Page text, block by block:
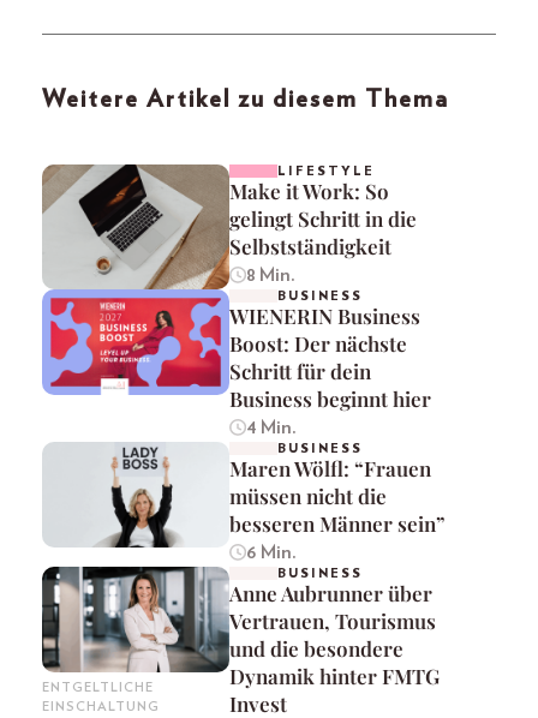
Weitere Artikel zu diesem Thema
LIFESTYLE
Make it Work: So
gelingt Schritt in die
Selbstständigkeit
8 Min.
BUSINESS
WIENERIN Business
Boost: Der nächste
Schritt für dein
Business beginnt hier
4 Min.
BUSINESS
Maren Wölfl: “Frauen
müssen nicht die
besseren Männer sein”
6 Min.
ENTGELTLICHE
EINSCHALTUNG
BUSINESS
Anne Aubrunner über
Vertrauen, Tourismus
und die besondere
Dynamik hinter FMTG
Invest